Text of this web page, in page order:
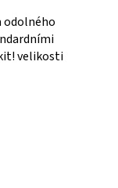
odolného
velikosti